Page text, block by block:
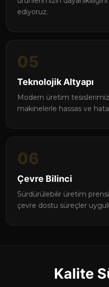
ediyoruz.
05
Teknolojik Altyapı
Modern üretim
makinelerle hassas ve
06
Çevre Bilinci
Sürdürülebilir üretim
çevre dostu süreçler
Kalite